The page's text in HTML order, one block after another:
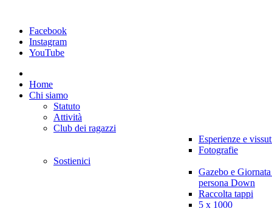
Facebook
Instagram
YouTube
Home
Chi siamo
Statuto
Attività
Club dei ragazzi
Esperienze e
Fotografie
Sostienici
Gazebo e
persona Down
Raccolta tappi
5 x 1000